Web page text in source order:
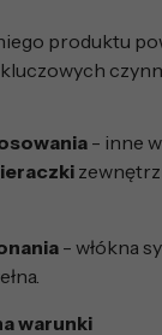
produktu
- inne
- włókna
warunki